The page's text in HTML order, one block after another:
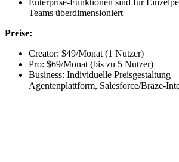
Teams überdimensioniert
Preise:
Creator: $49/Monat (1 Nutzer)
Pro: $69/Monat (bis zu 5 Nutzer)
Business: Individuelle Preisgestaltung
Agentenplattform, Salesforce/Braze-